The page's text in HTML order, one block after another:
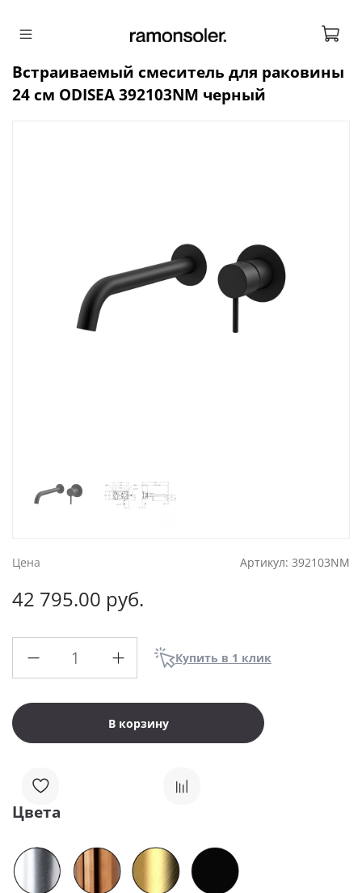
Цена Артикул: 392103NM
Встраиваемый смеситель для раковины
24 см ODISEA 392103NM черный
42 795.00 руб.
В корзину
Купить в 1 клик
Цвета